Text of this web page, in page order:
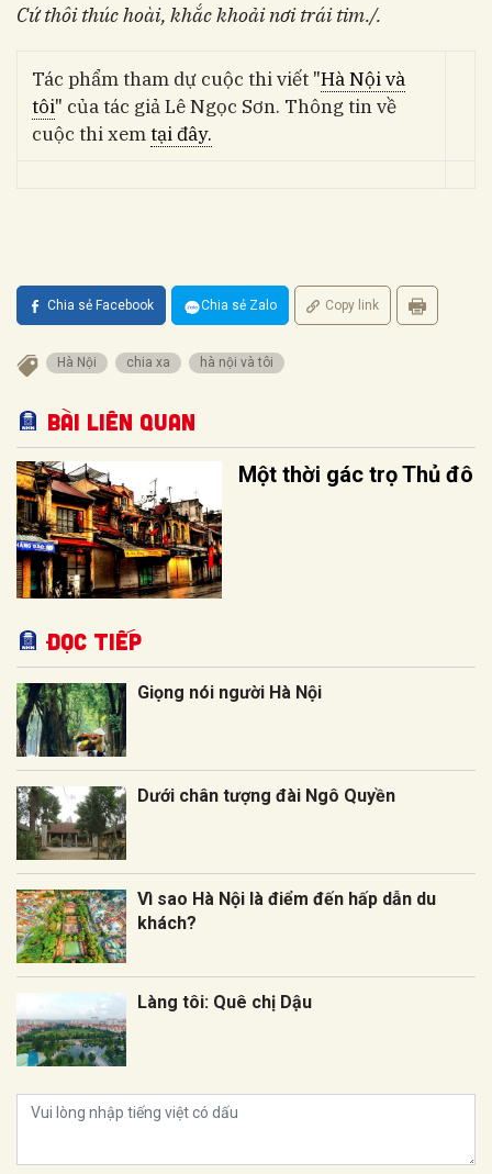
Cứ thôi thúc hoài, khắc khoải nơi trái tim./.
Tác phẩm tham dự cuộc thi viết "Hà Nội và
tôi" của tác giả Lê Ngọc Sơn. Thông tin về
cuộc thi xemtại đây.
Chia sẻ Facebook Chia sẻ Zalo Copy link
Hà Nội chia xa hà nội và tôi
Bài liên quan
Một thời gác trọ Thủ đô
Đọc tiếp
Giọng nói người Hà Nội
Dưới chân tượng đài Ngô Quyền
Vì sao Hà Nội là điểm đến hấp dẫn du
khách?
Làng tôi: Quê chị Dậu